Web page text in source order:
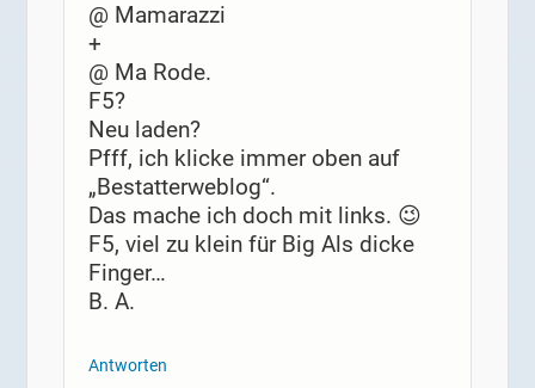
@ Mamarazzi
+
@ Ma Rode.
F5?
Neu laden?
Pfff, ich klicke immer oben auf
„Bestatterweblog“.
Das mache ich doch mit links. 😉
F5, viel zu klein für Big Als dicke
Finger…
B. A.
Antworten